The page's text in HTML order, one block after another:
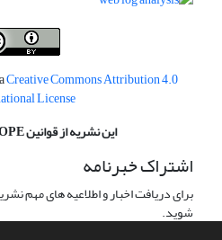
Creative Commons Attribution 4.0
License
این نشریه از قوانین COPE پیروی می کند
اشتراک خبرنامه
برای دریافت اخبار و اطلاعیه های مهم
شوید.